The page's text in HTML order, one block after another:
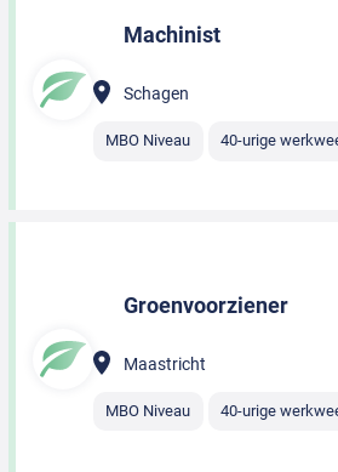
Machinist
Schagen
MBO Niveau 40-urige
Groenvoorziener
Maastricht
MBO Niveau 40-urige